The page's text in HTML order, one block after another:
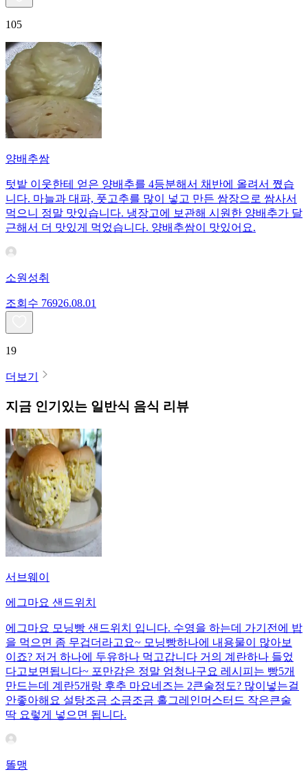
105
양배추쌈
텃밭 이웃한테 얻은 양배추를 4등분해서 채반에 올려서 쪘습
니다. 마늘과 대파, 풋고추를 많이 넣고 만든 쌈장으로 쌈사서
먹으니 정말 맛있습니다. 냉장고에 보관해 시원한 양배추가 달
근해서 더 맛있게 먹었습니다. 양배추쌈이 맛있어요.
소원성취
조회수 76926.08.01
19
더보기
지금 인기있는 일반식 음식 리뷰
서브웨이
에그마요 샌드위치
에그마요 모닝빵 샌드위치 입니다. 수영을 하는데 가기전에 밥
을 먹으면 좀 무겁더라고요~ 모닝빵하나에 내용물이 많아보
이죠? 저거 하나에 두유하나 먹고갑니다 거의 계란하나 들었
다고보면됩니다~ 포만감은 정말 엄청나구요 레시피는 빵5개
만드는데 계란5개랑 후추 마요네즈는 2큰술정도? 많이넣는걸
안좋아해요 설탕조금 소금조금 홀그레인머스터드 작은큰술
딱 요렇게 넣으면 됩니다.
똘맹